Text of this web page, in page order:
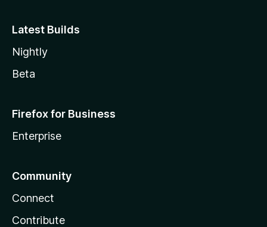
Latest Builds
Nightly
Beta
Firefox for Business
Enterprise
Community
Connect
Contribute